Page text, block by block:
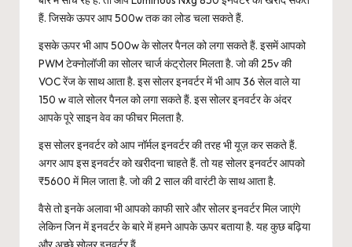
हैं. जिसके ऊपर आप 500w तक का लोड चला सकते हैं.
इसके ऊपर भी आप 500w के सोलर पैनल को लगा सकते हैं. इसमें आपको
PWM टेक्नोलॉजी का सोलर चार्ज कंट्रोलर मिलता है. जो की 25v की
VOC रेंज के साथ आता है. इस सोलर इनवर्टर में भी आप 36 सेल वाले या
150 w वाले सोलर पैनल को लगा सकते हैं. इस सोलर इनवर्टर के अंदर
आपके पूरे साइन वेव का फीचर मिलता है.
इस सोलर इनवर्टर को आप नॉर्मल इनवर्टर की तरह भी यूज़ कर सकते हैं.
अगर आप इस इनवर्टर को खरीदना चाहते हैं. तो यह सोलर इनवर्टर आपको
₹5600 में मिल जाता है. जो की 2 साल की वारंटी के साथ आता है.
वैसे तो इनके अलावा भी आपको काफी सारे और सोलर इनवर्टर मिल जाएंगे
लेकिन जिन में इनवर्टर के बारे में हमने आपके ऊपर बताया है. यह कुछ बढ़िया